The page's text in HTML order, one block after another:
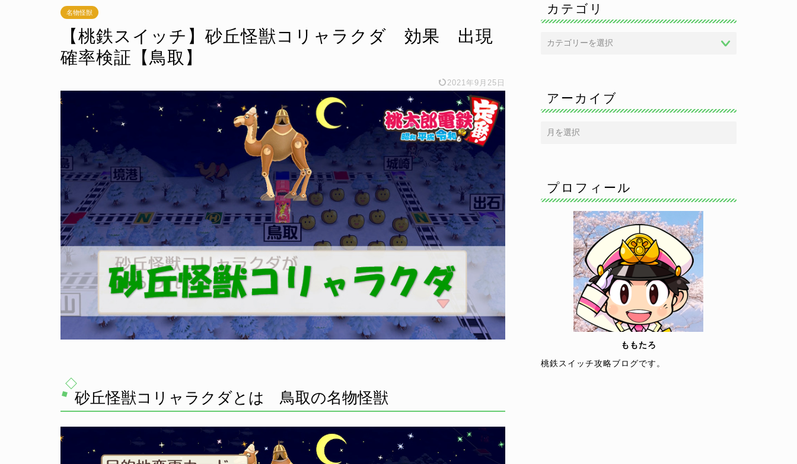
名物怪獣
【桃鉄スイッチ】砂丘怪獣コリャラクダ 効果 出現
確率検証【鳥取】
2021年9月25日
砂丘怪獣コリャラクダとは 鳥取の名物怪獣
カテゴリ
アーカイブ
プロフィール
ももたろ
桃鉄スイッチ攻略ブログです。